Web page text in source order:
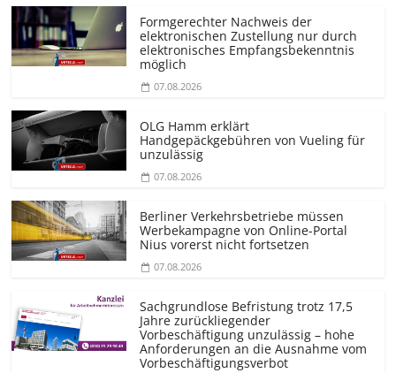
Formgerechter Nachweis der
elektronischen Zustellung nur durch
elektronisches Empfangsbekenntnis
möglich
07.08.2026
OLG Hamm erklärt
Handgepäckgebühren von Vueling für
unzulässig
07.08.2026
Berliner Verkehrsbetriebe müssen
Werbekampagne von Online-Portal
Nius vorerst nicht fortsetzen
07.08.2026
Sachgrundlose Befristung trotz 17,5
Jahre zurückliegender
Vorbeschäftigung unzulässig – hohe
Anforderungen an die Ausnahme vom
Vorbeschäf­tigungsverbot